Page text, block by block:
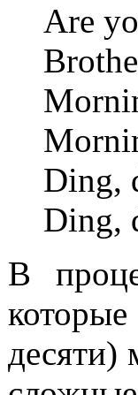
Are
Ding,
Ding,
В
десяти)